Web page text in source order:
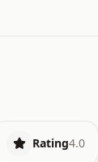
Rating4.0